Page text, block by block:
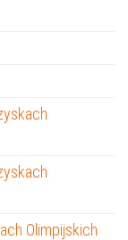
Olimpijskich